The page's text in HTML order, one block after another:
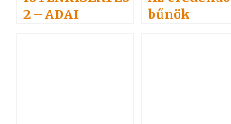
2 – ADAI
bűnök